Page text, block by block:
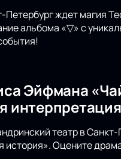
Петербург ждет магия
альбома «▽» с
Эйфмана
театр в
история». Оцените